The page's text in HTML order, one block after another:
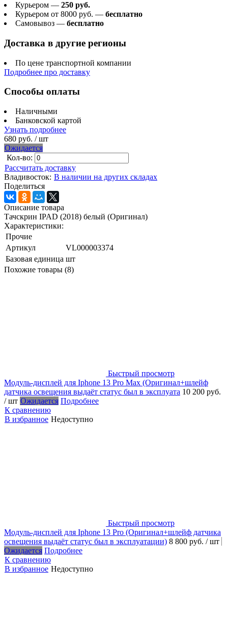
Курьером — 250 руб.
Курьером от 8000 руб. — бесплатно
Самовывоз — бесплатно
Доставка в другие регионы
По цене транспортной компании
Подробнее про доставку
Способы оплаты
Наличными
Банковской картой
Узнать подробнее
680 руб. / шт
Ожидается
Кол-во:
Рассчитать доставку
Владивосток: В наличии на других складах
Поделиться
Описание товара
Тачскрин IPAD (2018) белый (Оригинал)
Характеристики:
Прочие
Артикул
VL000003374
Базовая единица шт
Похожие товары (8)
Быстрый просмотр
Модуль-дисплей для Iphone 13 Pro Max (Оригинал+шлейф
датчика освещения выдаёт статус был в эксплуата 10 200 руб.
/ шт Ожидается Подробнее
К сравнению
В избранное Недоступно
Быстрый просмотр
Модуль-дисплей для Iphone 13 Pro (Оригинал+шлейф датчика
освещения выдаёт статус был в эксплуатации) 8 800 руб. / шт
Ожидается Подробнее
К сравнению
В избранное Недоступно